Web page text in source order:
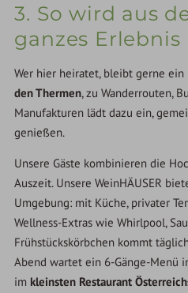
3. So wird aus
ganzes Erlebnis
Wer hier heiratet, bleibt gerne ein
den Thermen, zu Wanderrouten,
Manufakturen lädt dazu ein,
genießen.
Unsere Gäste kombinieren die
Auszeit. Unsere WeinHÄUSER
Umgebung: mit Küche, privater
Wellness-Extras wie Whirlpool,
Frühstückskörbchen kommt
Abend wartet ein 6-Gänge-Menü
im kleinsten Restaurant